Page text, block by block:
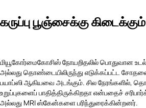
கருப்பு பூஞ்சைக்கு
மியூகோர்மைகோசிஸ் நோயறிதலில் பொதுவான
அல்லது தொண்டையிலிருந்து எடுக்கப்பட்ட சோதனை
பயாப்ஸி ஆகியவை அடங்கும். சில நேரங்களில்,
உறுப்புகளைப் பாதித்திருக்கிறதா என்பதைச்
அல்லது MRI ஸ்கேன்களை பரிந்துரைக்கின்றனர்.